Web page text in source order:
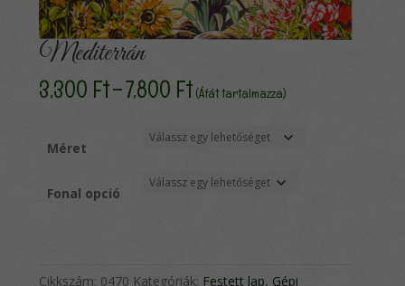
Mediterrán
3,300 Ft–7,800 FtÁrtartomány:
3,300 Ft
-
7,800 Ft
(Áfát tartalmazza)
Méret
Fonal opció
Cikkszám: 0470 Kategóriák: Festett lap, Gépi